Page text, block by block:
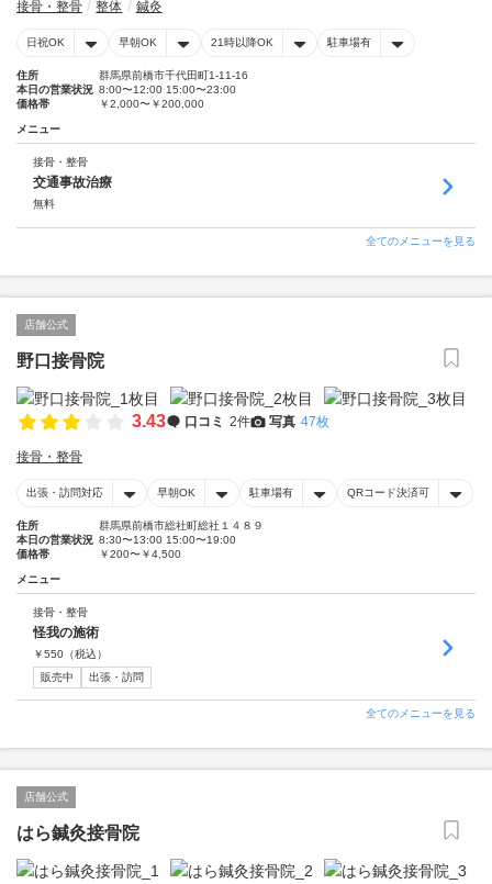
接骨・整骨 整体 鍼灸
日祝OK 早朝OK 21時以降OK 駐車場有
住所
群馬県前橋市千代田町1-11-16
本日の営業状況 8:00〜12:00 15:00〜23:00
価格帯
￥2,000〜￥200,000
メニュー
接骨・整骨
交通事故治療
無料
全てのメニューを見る
店舗公式
野口接骨院
3.43 口コミ 2件 写真 47枚
接骨・整骨
出張・訪問対応 早朝OK 駐車場有 QRコード決済可
住所
群馬県前橋市総社町総社１４８９
本日の営業状況 8:30〜13:00 15:00〜19:00
価格帯
￥200〜￥4,500
メニュー
接骨・整骨
怪我の施術
￥550 （税込）
販売中
出張・訪問
全てのメニューを見る
店舗公式
はら鍼灸接骨院